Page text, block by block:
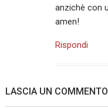
anzichè con
amen!
Rispondi
LASCIA UN COMMENTO